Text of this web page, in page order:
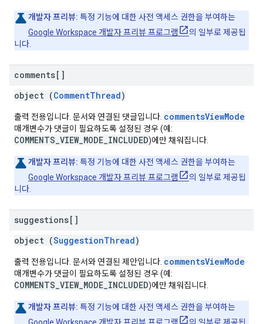
개발자 프리뷰: 특정 기능에 대한 사전 액세스 권한을 부여하는
Google Workspace 개발자 프리뷰 프로그램
의 일부로 제공됩
니다.
comments[]
object (CommentThread)
출력 전용입니다. 문서와 연결된 댓글입니다. commentsViewMode
매개변수가 댓글이 필요하도록 설정된 경우 (예:
COMMENTS_VIEW_MODE_INCLUDED)에만 채워집니다.
개발자 프리뷰: 특정 기능에 대한 사전 액세스 권한을 부여하는
Google Workspace 개발자 프리뷰 프로그램
의 일부로 제공됩
니다.
suggestions[]
object (SuggestionThread)
출력 전용입니다. 문서와 연결된 제안입니다. commentsViewMode
매개변수가 댓글이 필요하도록 설정된 경우 (예:
COMMENTS_VIEW_MODE_INCLUDED)에만 채워집니다.
개발자 프리뷰: 특정 기능에 대한 사전 액세스 권한을 부여하는